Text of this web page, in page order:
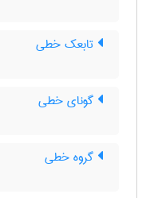
تابعک خطی
گونای خطی
گروه خطی